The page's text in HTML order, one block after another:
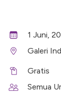
1 Juni,
Galeri
Gratis
Semua